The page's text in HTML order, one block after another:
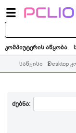
საძიებო
სიტყვა...
კომპიუტერის აწყობა
საწყისი Desktop
ძებნა: